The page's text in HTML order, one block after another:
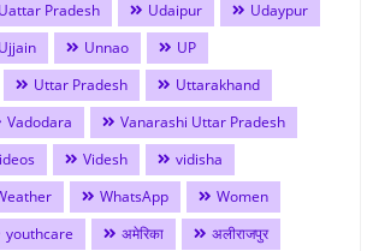
Uattar Pradesh Udaipur
Udaypur
Ujjain Unnao
UP
Uttar Pradesh
Uttarakhand
Vadodara
Vanarashi Uttar Pradesh
Videsh
vidisha
WhatsApp
Women
youthcare अमेरिका
अलीराजपुर